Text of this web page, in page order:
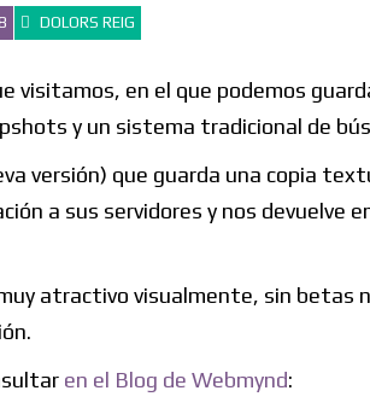
DOLORS REIG
visitamos, en el que podemos
y un sistema tradicional de
versión) que guarda una copia
a sus servidores y nos devuelve
atractivo visualmente, sin betas
en el Blog de Webmynd: